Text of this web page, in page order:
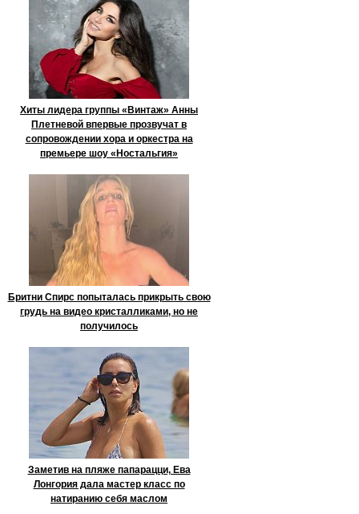
Хиты лидера группы «Винтаж» Анны
Плетневой впервые прозвучат в
сопровождении хора и оркестра на
премьере шоу «Ностальгия»
Бритни Спирс попыталась прикрыть свою
грудь на видео кристалликами, но не
получилось
Заметив на пляже папарацци, Ева
Лонгория дала мастер класс по
натиранию себя маслом